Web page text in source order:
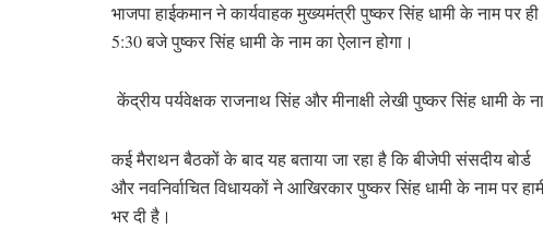
भाजपा हाईकमान ने कार्यवाहक मुख्यमंत्री पुष्कर सिंह धामी के नाम पर
5:30 बजे पुष्कर सिंह धामी के नाम का ऐलान होगा।
केंद्रीय पर्यवेक्षक राजनाथ सिंह और मीनाक्षी लेखी पुष्कर सिंह धामी के
कई मैराथन बैठकों के बाद यह बताया जा रहा है कि बीजेपी संसदीय बोर्ड
और नवनिर्वाचित विधायकों ने आखिरकार पुष्कर सिंह धामी के नाम पर
भर दी है।